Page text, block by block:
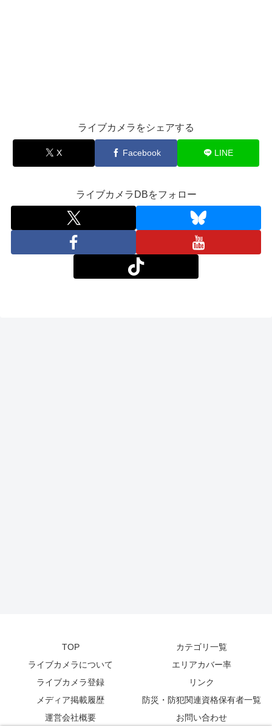
ライブカメラをシェアする
X Facebook LINE
ライブカメラDBをフォロー
TOP
カテゴリ一覧
ライブカメラについて
エリアカバー率
ライブカメラ登録
リンク
メディア掲載履歴
防災・防犯関連資格保有者一覧
運営会社概要
お問い合わせ